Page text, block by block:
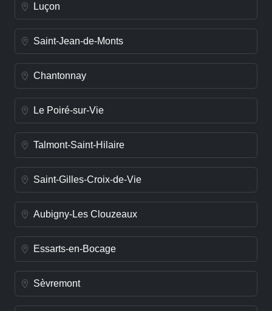
Luçon
Saint-Jean-de-Monts
Chantonnay
Le Poiré-sur-Vie
Talmont-Saint-Hilaire
Saint-Gilles-Croix-de-Vie
Aubigny-Les Clouzeaux
Essarts-en-Bocage
Sèvremont